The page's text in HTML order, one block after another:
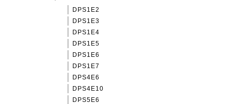
DPS1E2
DPS1E3
DPS1E4
DPS1E5
DPS1E6
DPS1E7
DPS4E6
DPS4E10
DPS5E6